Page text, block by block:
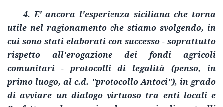
4. E' ancora l'esperienza siciliana che torna
utile nel ragionamento che stiamo svolgendo, in
cui sono stati elaborati con successo - soprattutto
rispetto all'erogazione dei fondi agricoli
comunitari - protocolli di legalità (penso, in
primo luogo, al c.d. "protocollo Antoci"), in grado
di avviare un dialogo virtuoso tra enti locali e